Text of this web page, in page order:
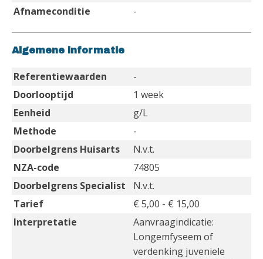
Afnameconditie -
Algemene informatie
Referentiewaarden
-
Doorlooptijd
1 week
Eenheid
g/L
Methode
-
Doorbelgrens Huisarts
N.v.t.
NZA-code
74805
Doorbelgrens Specialist
N.v.t.
Tarief
€ 5,00 - € 15,00
Interpretatie
Aanvraagindicatie:
Longemfyseem of
verdenking juveniele